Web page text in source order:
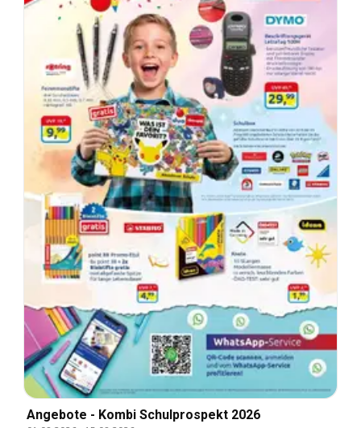
Angebote - Kombi Schulprospekt 2026